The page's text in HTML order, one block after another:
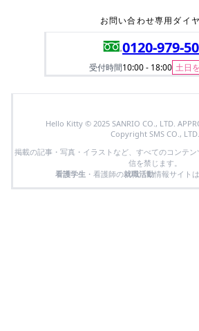
お問い合わせ専用ダイ
0120-979-
受付時間10:00 - 18:00 土日
Hello Kitty © 2025 SANRIO CO., LTD.
Copyright SMS CO., LTD.
掲載の記事・写真・イラストなど、すべてのコンテ
信を禁じます。
看護学生・看護師の就職活動情報サイト